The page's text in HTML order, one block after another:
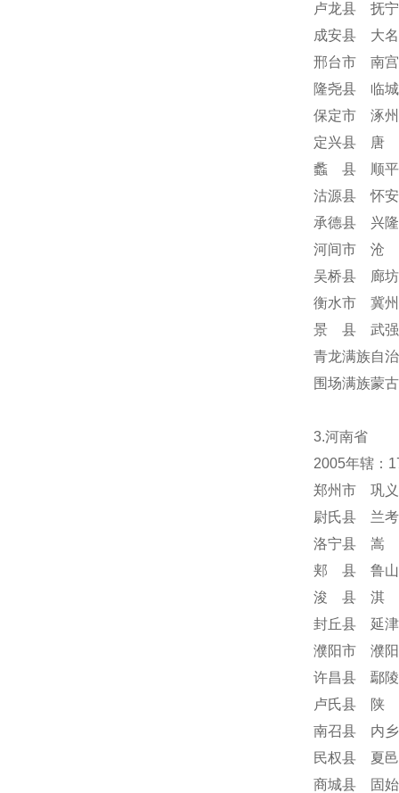
卢龙县 抚
成安县 大
邢台市 南
隆尧县 临
保定市 涿
定兴县 唐
蠡 县 顺
沽源县 怀
承德县 兴
河间市 沧
吴桥县 廊
衡水市 冀
景 县 武强
青龙满族自
围场满族蒙
3.河南省
2005年辖：
郑州市 巩
尉氏县 兰
洛宁县 嵩
郏 县 鲁
浚 县 淇
封丘县 延
濮阳市 濮
许昌县 鄢
卢氏县 陕
南召县 内
民权县 夏
商城县 固